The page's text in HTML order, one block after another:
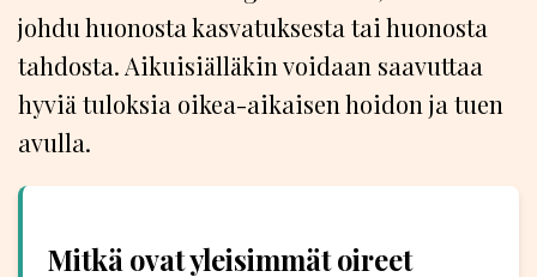
johdu huonosta kasvatuksesta tai huonosta
tahdosta. Aikuisiälläkin voidaan saavuttaa
hyviä tuloksia oikea-aikaisen hoidon ja tuen
avulla.
Mitkä ovat yleisimmät oireet